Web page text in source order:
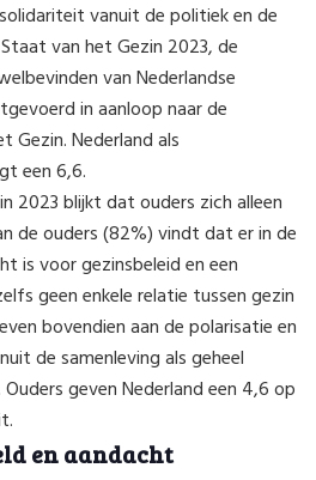
vanuit de politiek en de
van het Gezin 2023, de
van Nederlandse
in aanloop naar de
Gezin. Nederland als
een 6,6.
2023 blijkt dat ouders zich alleen
de ouders (82%) vindt dat er in de
is voor gezinsbeleid en een
geen enkele relatie tussen gezin
bovendien aan de polarisatie en
de samenleving als geheel
geven Nederland een 4,6 op
en aandacht